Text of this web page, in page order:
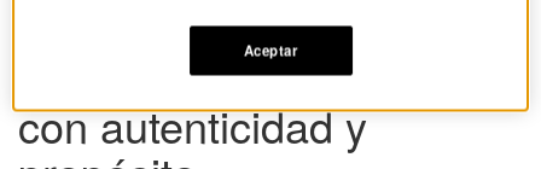
Estrategias para dialogar
con tus colaboradores
con autenticidad y
Aceptar